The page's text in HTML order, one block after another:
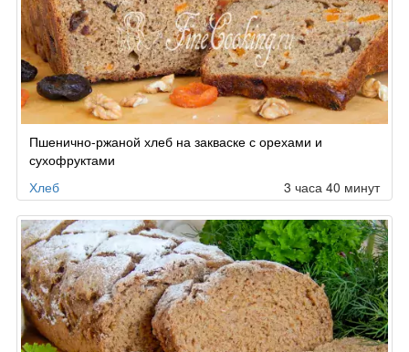
Пшенично-ржаной хлеб на закваске с орехами и
сухофруктами
Хлеб
3 часа 40 минут